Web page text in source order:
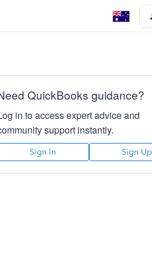
QuickBooks guidance?
in to access expert advice and
support instantly.
Sign In Sign Up